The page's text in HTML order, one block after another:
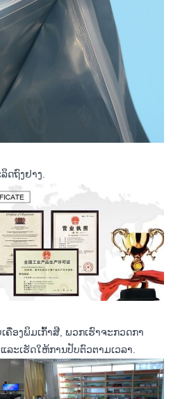
ດຖົງຢາງ.
ຄື່ອງພິມເກົ້າສີ, ພວກເຮົາຈະກວດກາ
ລະເຮັດໃຫ້ການປັບຕົວຕາມເວລາ.